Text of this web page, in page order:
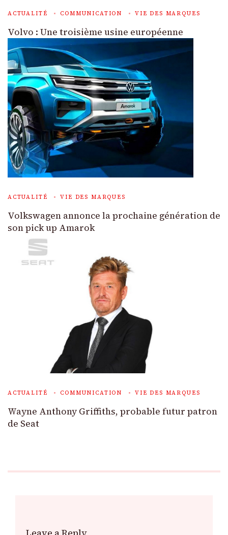
ACTUALITÉ COMMUNICATION VIE DES MARQUES
Volvo : Une troisième usine européenne
ACTUALITÉ VIE DES MARQUES
Volkswagen annonce la prochaine génération de
son pick up Amarok
ACTUALITÉ COMMUNICATION VIE DES MARQUES
Wayne Anthony Griffiths, probable futur patron
de Seat